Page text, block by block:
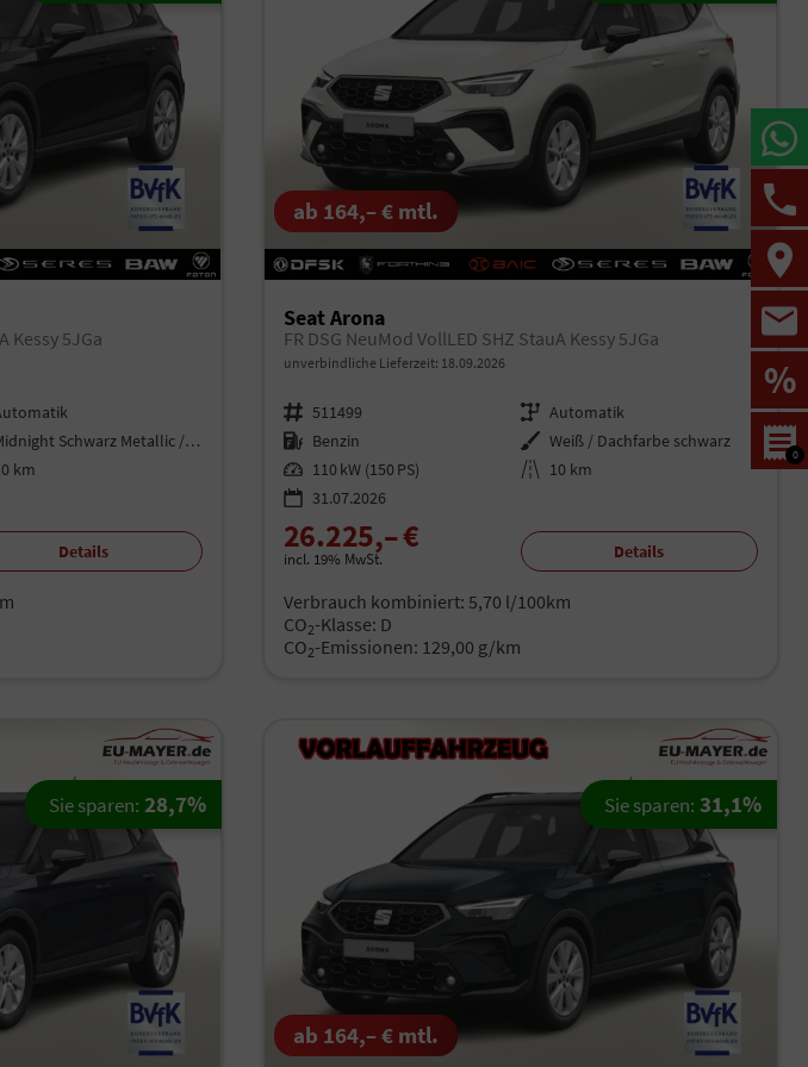
Kessy 5JGa
Midnight Schwarz Metallic / Dach
km
Details
ab 164,– € mtl.
Seat Arona
FR DSG NeuMod VollLED SHZ StauA Kessy 5JGa
unverbindliche Lieferzeit: 18.09.2026
Fahrzeugnr. 511499 Getriebe Automatik
Kraftstoff Benzin Außenfarbe Weiß / Dachfarbe schwarz
Leistung 110 kW (150 PS) Kilometerstand 10 km
31.07.2026
26.225,– €
incl. 19% MwSt. Details
Verbrauch kombiniert: 5,70 l/100km
CO2-Klasse: D
CO2-Emissionen: 129,00 g/km
Sie sparen: 28,7%
ab 164,– € mtl.
Sie sparen: 31,1%
%
0